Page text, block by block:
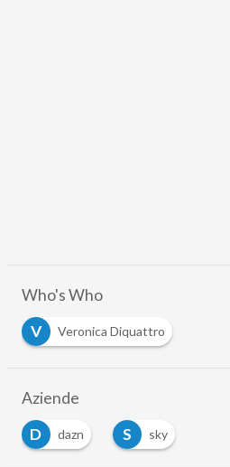
Who's Who
V
Veronica Diquattro
Aziende
D
dazn S sky